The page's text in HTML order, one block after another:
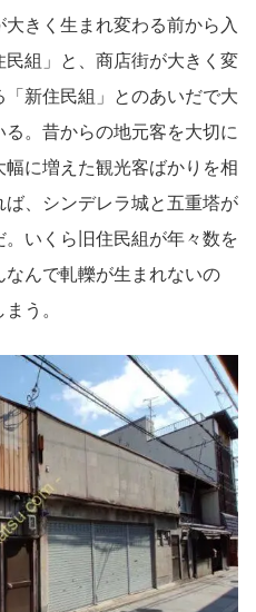
きく生まれ変わる前から入
組」と、商店街が大きく変
新住民組」とのあいだで大
。昔からの地元客を大切に
に増えた観光客ばかりを相
、シンデレラ城と五重塔が
いくら旧住民組が年々数を
んで軋轢が生まれないの
う。